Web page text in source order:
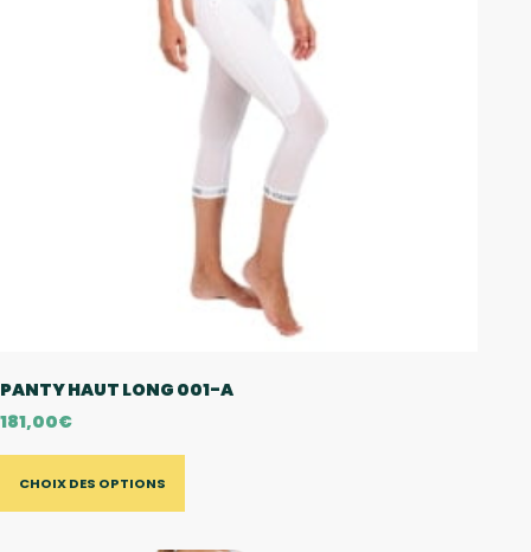
PANTY HAUT LONG 001-A
181,00€
CHOIX DES OPTIONS